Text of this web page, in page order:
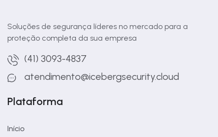
Soluções de segurança líderes no mercado para a
proteção completa da sua empresa
(41) 3093-4837
atendimento@icebergsecurity.cloud
Plataforma
Início